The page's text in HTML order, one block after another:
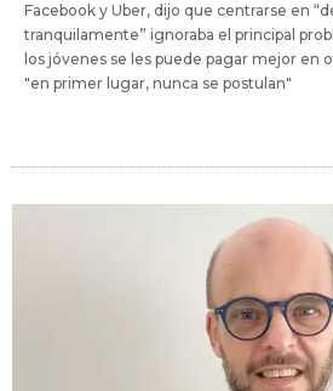
Facebook y Uber, dijo que centrarse en
tranquilamente” ignoraba el principal
los jóvenes se les puede pagar mejor en
"en primer lugar, nunca se postulan"